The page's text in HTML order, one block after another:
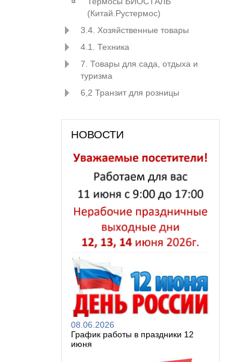
(Китай.Рустермос)
3.4. Хозяйственные товары
4.1. Техника
7. Товары для сада, отдыха и
туризма
6,2 Транзит для розницы
НОВОСТИ
08.06.2026
График работы в праздники 12
июня